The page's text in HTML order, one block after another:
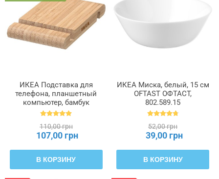
ИКЕА Подставка для
телефона, планшетный
компьютер, бамбук
BERGENES БЕРГЕНЕС,
110,00 грн
107,00 грн
В КОРЗИНУ
ИКЕА Миска, белый, 15 см
OFTAST ОФТАСТ,
802.589.15
52,00 грн
39,00 грн
В КОРЗИНУ